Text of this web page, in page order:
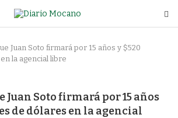
Juan Soto firmará por 15 años y $520
la agencial libre
Juan Soto firmará por 15 años
de dólares en la agencial